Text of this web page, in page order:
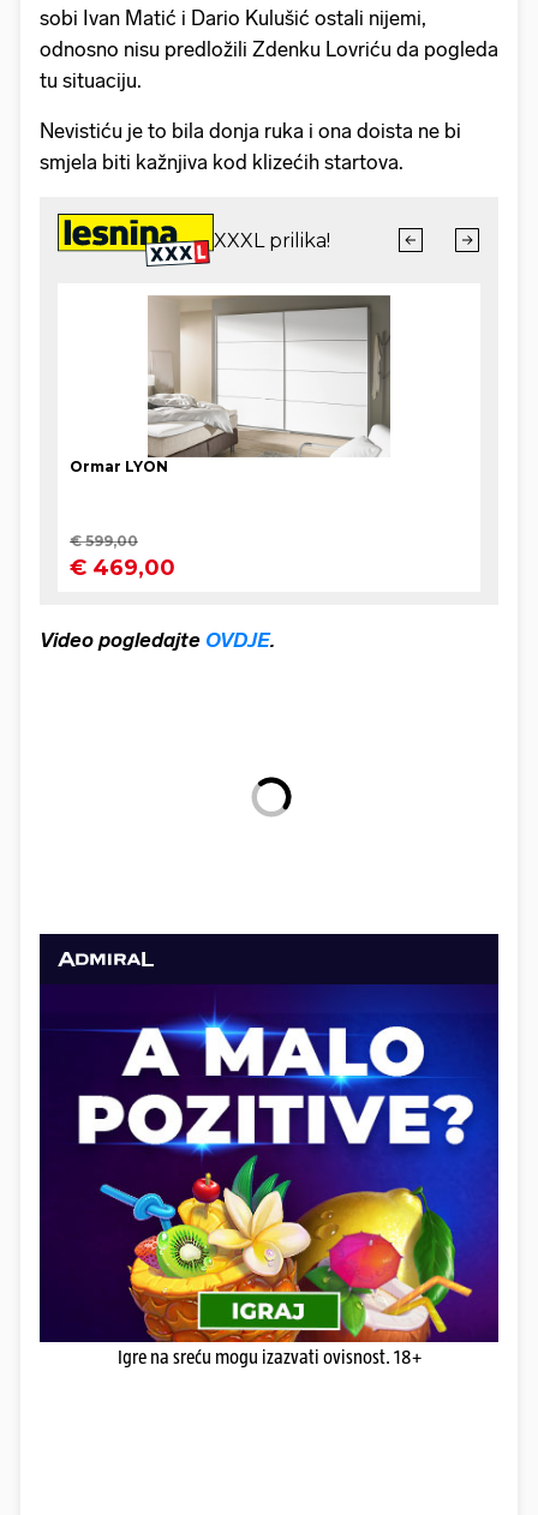
sobi Ivan Matić i Dario Kulušić ostali nijemi,
odnosno nisu predložili Zdenku Lovriću da pogleda
tu situaciju.
Nevistiću je to bila donja ruka i ona doista ne bi
smjela biti kažnjiva kod klizećih startova.
Video pogledajte OVDJE.
Igre na sreću mogu izazvati ovisnost. 18+